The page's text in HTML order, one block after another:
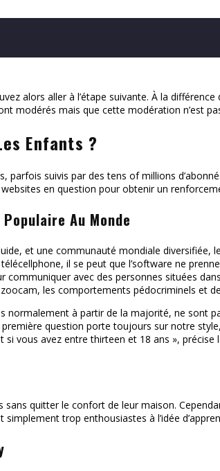
alors aller à l’étape suivante. À la
modérés mais que cette modération n’est
Enfants ?
parfois suivis par des tens of millions
en question pour obtenir un
Au Monde
et une communauté mondiale
il se peut que l’software ne
communiquer avec des personnes situées
les comportements pédocriminels et
normalement à partir de la majorité, ne sont
question porte toujours sur notre
vous avez entre thirteen et 18 ans », précise
quitter le confort de leur maison.
trop enthousiastes à l’idée